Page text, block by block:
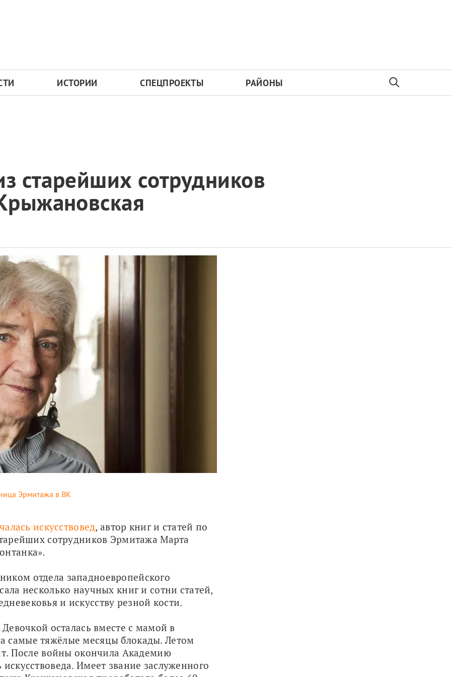
ИСТОРИИ СПЕЦПРОЕКТЫ РАЙОНЫ
старейших сотрудников
Эрмитажа в ВК
искусствовед, автор книг и статей по
сотрудников Эрмитажа Марта
отдела западноевропейского
несколько научных книг и сотни статей,
и искусству резной кости.
осталась вместе с мамой в
самые тяжёлые месяцы блокады. Летом
После войны окончила Академию
Имеет звание заслуженного